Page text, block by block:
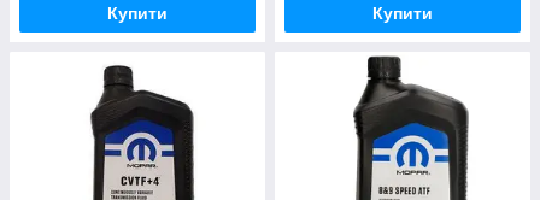
Купити Купити